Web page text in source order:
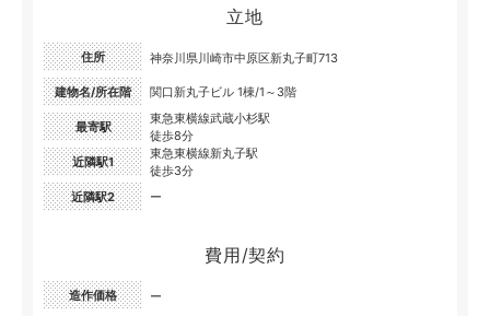
立地
住所 神奈川県川崎市中原区新丸子町713
建物名/所在階 関口新丸子ビル 1棟/1～3階
最寄駅
東急東横線武蔵小杉駅
徒歩8分
近隣駅1
東急東横線新丸子駅
徒歩3分
近隣駅2
ー
費用/契約
造作価格 ー